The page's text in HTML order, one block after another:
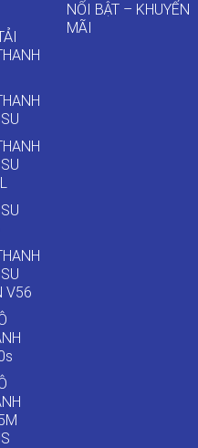
V56
NỔI BẬT – KHUYẾN
MÃI